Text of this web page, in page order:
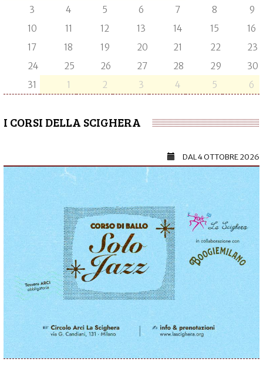
3
4 5 6 7 8
9
10
11 12 13 14 15
16
17
18 19 20 21 22
23
24
25 26 27 28 29
30
31
1 2 3 4 5 6
I CORSI DELLA SCIGHERA
DAL4 OTTOBRE 2026